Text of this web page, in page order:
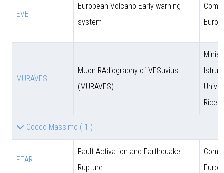
EVE
European Volcano Early warning
system
MURAVES
MUon RAdiography of VESuvius
(MURAVES)
Cocco Massimo ( 1 )
FEAR
Fault Activation and Earthquake
Rupture